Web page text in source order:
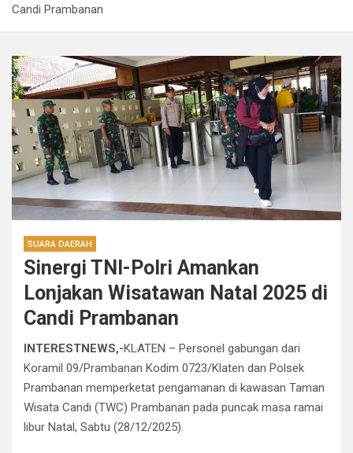
Candi Prambanan
SUARA DAERAH
Sinergi TNI-Polri Amankan
Lonjakan Wisatawan Natal 2025 di
Candi Prambanan
INTERESTNEWS,-KLATEN – Personel gabungan dari
Koramil 09/Prambanan Kodim 0723/Klaten dan Polsek
Prambanan memperketat pengamanan di kawasan Taman
Wisata Candi (TWC) Prambanan pada puncak masa ramai
libur Natal, Sabtu (28/12/2025).